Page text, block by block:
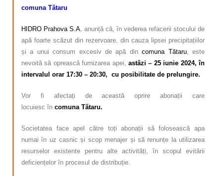
comuna Tătaru
HIDRO Prahova S.A. anunță că, în vederea refacerii stocului de
apă foarte scăzut din rezervoare, din cauza lipsei precipitațiilor
și a unui consum excesiv de apă dincomuna Tătaru, este
nevoită să oprească furnizarea apei ,astăzi – 25 iunie 2024, în
intervalul orar 17:30 – 20:30, cu posibilitate de prelungire.
Vor fi afectați de această oprire abonații care
locuiesc în comuna Tătaru.
Societatea face apel către toți abonații să folosească apa
numai în uz casnic și scop menajer și să renunțe la utilizarea
resurselor existente pentru alte activități, în scopul evitării
deficiențelor în procesul de distribuție.